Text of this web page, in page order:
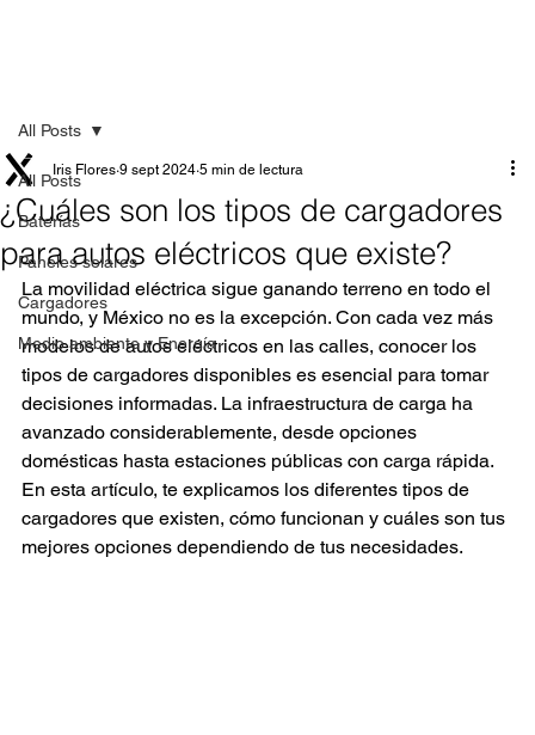
All Posts
Baterías
Paneles solares
Cargadores
Medio ambiente y Energía
All Posts
¿Cuáles son los tipos de cargadores
para autos eléctricos que existe?
Iris Flores 9 sept 2024 5 min de lectura
La movilidad eléctrica sigue ganando terreno en todo el
mundo, y México no es la excepción. Con cada vez más
modelos de autos eléctricos en las calles, conocer los
tipos de cargadores disponibles es esencial para tomar
decisiones informadas. La infraestructura de carga ha
avanzado considerablemente, desde opciones
domésticas hasta estaciones públicas con carga rápida.
En esta artículo, te explicamos los diferentes tipos de
cargadores que existen, cómo funcionan y cuáles son tus
mejores opciones dependiendo de tus necesidades.